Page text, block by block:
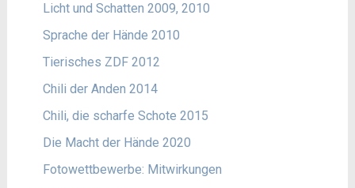
Licht und Schatten 2009, 2010
Sprache der Hände 2010
Tierisches ZDF 2012
Chili der Anden 2014
Chili, die scharfe Schote 2015
Die Macht der Hände 2020
Fotowettbewerbe: Mitwirkungen